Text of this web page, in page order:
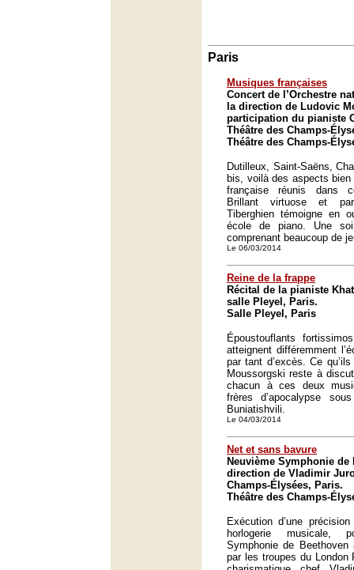
Paris
Musiques françaises
Concert de l’Orchestre
la direction de Ludovic
participation du pianiste
Théâtre des Champs-
Théâtre des Champs-
Dutilleux, Saint-Saëns,
bis, voilà des aspects
française réunis dans
Brillant virtuose et
Tiberghien témoigne en
école de piano. Une
comprenant beaucoup de
Le 06/03/2014
Reine de la frappe
Récital de la pianiste
salle Pleyel, Paris.
Salle Pleyel, Paris
Époustouflants
atteignent différemment
par tant d’excès. Ce
Moussorgski reste à
chacun à ces deux
frères d’apocalypse
Buniatishvili.
Le 04/03/2014
Net et sans bavure
Neuvième Symphonie de
direction de Vladimir
Champs-Élysées, Paris.
Théâtre des Champs-
Exécution d’une
horlogerie musicale,
Symphonie de
par les troupes du London